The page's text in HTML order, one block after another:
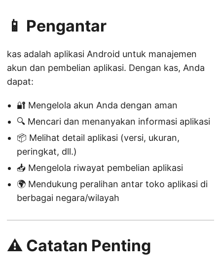
📱 Pengantar
kas adalah aplikasi Android untuk manajemen
akun dan pembelian aplikasi. Dengan kas, Anda
dapat:
🔐 Mengelola akun Anda dengan aman
🔍 Mencari dan menanyakan informasi aplikasi
📦 Melihat detail aplikasi (versi, ukuran,
peringkat, dll.)
📥 Mengelola riwayat pembelian aplikasi
🌍 Mendukung peralihan antar toko aplikasi di
berbagai negara/wilayah
⚠️ Catatan Penting